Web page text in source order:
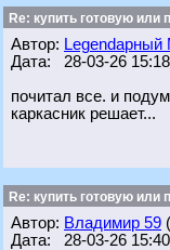
Re: купить готовую или
Автор:
Дата: 28-03-26 15:18
почитал все. и
каркасник решает...
Re: купить готовую или
Автор: Владимир 59
Дата: 28-03-26 15:40